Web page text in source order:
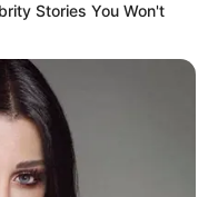
необхідно
Stories You Won't